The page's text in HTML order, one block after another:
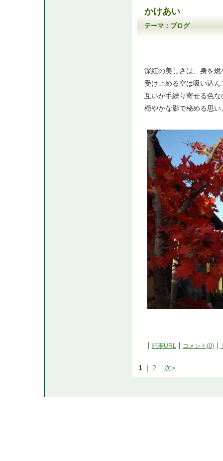
かけあい
テーマ：ブログ
深紅の美しさは、身を
受け止める空は吸い込
互いが手繰り寄せる色な
穏やかな影で秘める思い
記事URL コメント(0)
1 | 2 次>